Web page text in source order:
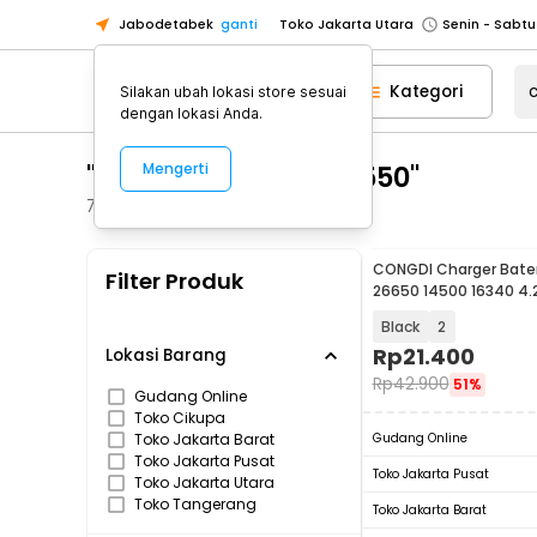
Jabodetabek ganti Toko Jakarta Utara
Toko Tangerang
Toko Cikupa
Pick n Go Jakarta Barat
Senin -
Pick n Go Bekasi
Toko Jakarta Barat
Senin -
Toko Tangerang
Senin - Jumat
Kategori
"charger baterai 26550"
794
Filter Produk
Lokasi Barang
Gudang Online
Toko Cikupa
Toko Jakarta Barat
Toko Jakarta Pusat
Toko Jakarta Utara
Toko Tangerang
CONGDI Charger
26650 14500 16340
Black 2
Rp21.400
Rp42.900 51%
Gudang Online
Toko Jakarta Pusat
Toko Jakarta Barat
Silakan ubah lokasi store sesuai
dengan lokasi Anda.
Mengerti